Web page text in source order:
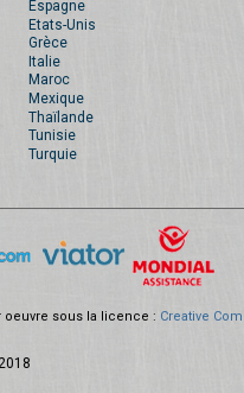
Espagne
Etats-Unis
Grèce
Italie
Maroc
Mexique
Thaïlande
Tunisie
Turquie
sous la licence : Creative